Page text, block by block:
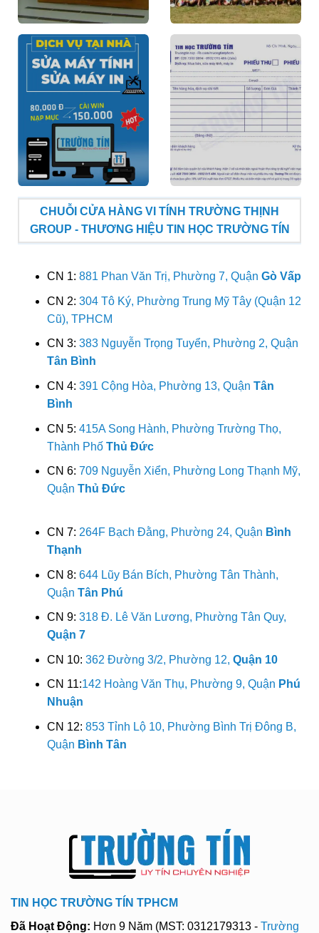
CHUỖI CỬA HÀNG VI TÍNH TRƯỜNG THỊNH
GROUP - THƯƠNG HIỆU TIN HỌC TRƯỜNG TÍN
CN 1: 881 Phan Văn Trị, Phường 7, Quận Gò Vấp
CN 2: 304 Tô Ký, Phường Trung Mỹ Tây (Quận 12
Cũ), TPHCM
CN 3: 383 Nguyễn Trọng Tuyển, Phường 2, Quận
Tân Bình
CN 4: 391 Cộng Hòa, Phường 13, Quận Tân
Bình
CN 5: 415A Song Hành, Phường Trường Thọ,
Thành Phố Thủ Đức
CN 6: 709 Nguyễn Xiển, Phường Long Thạnh Mỹ,
Quận Thủ Đức
CN 7: 264F Bạch Đằng, Phường 24, Quận Bình
Thạnh
CN 8: 644 Lũy Bán Bích, Phường Tân Thành,
Quận Tân Phú
CN 9: 318 Đ. Lê Văn Lương, Phường Tân Quy,
Quận 7
CN 10: 362 Đường 3/2, Phường 12, Quận 10
CN 11:142 Hoàng Văn Thụ, Phường 9, Quận Phú
Nhuận
CN 12: 853 Tỉnh Lộ 10, Phường Bình Trị Đông B,
Quận Bình Tân
TIN HỌC TRƯỜNG TÍN TPHCM
Đã Hoạt Động: Hơn 9 Năm (MST: 0312179313 - Trường